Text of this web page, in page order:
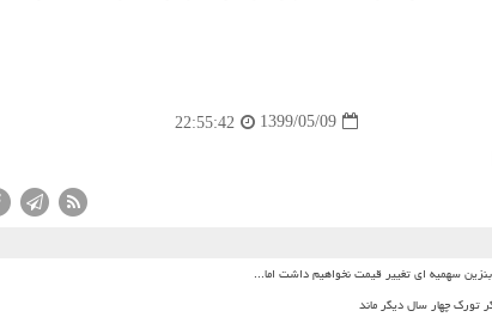
1399/05/09
22:55:42
سهمیه ای تغییر قیمت نخواهیم داشت اما...
تورک چهار سال دیگر ماند